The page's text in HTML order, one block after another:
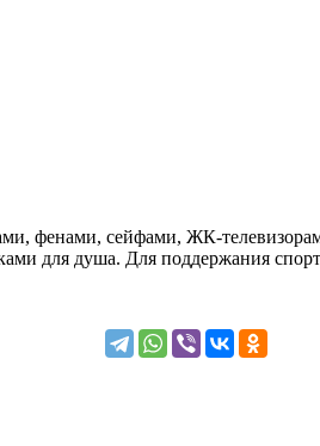
фенами, сейфами, ЖК-
для душа. Для поддержания